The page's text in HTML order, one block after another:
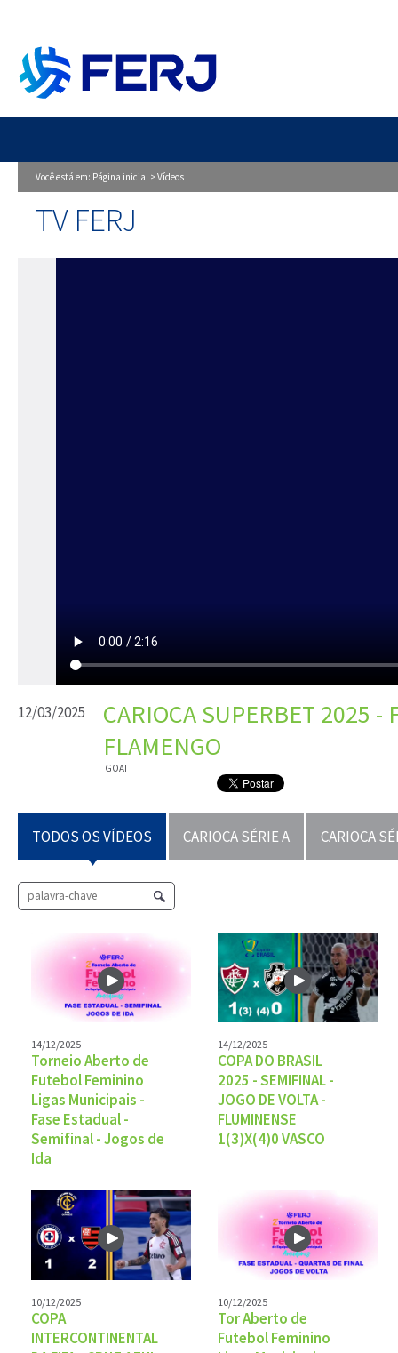
Você está em: Página inicial >Vídeos
TV FERJ
12/03/2025
CARIOCA SUPERBET 2025 -
FLAMENGO
GOAT
TODOS OS VÍDEOS CARIOCA SÉRIE A CARIOCA
14/12/2025
Torneio Aberto de
Futebol Feminino
Ligas Municipais -
Fase Estadual -
Semifinal - Jogos de
Ida
14/12/2025
COPA DO BRASIL
2025 - SEMIFINAL -
JOGO DE VOLTA -
FLUMINENSE
1(3)X(4)0 VASCO
10/12/2025
COPA
INTERCONTINENTAL
10/12/2025
Tor Aberto de
Futebol Feminino